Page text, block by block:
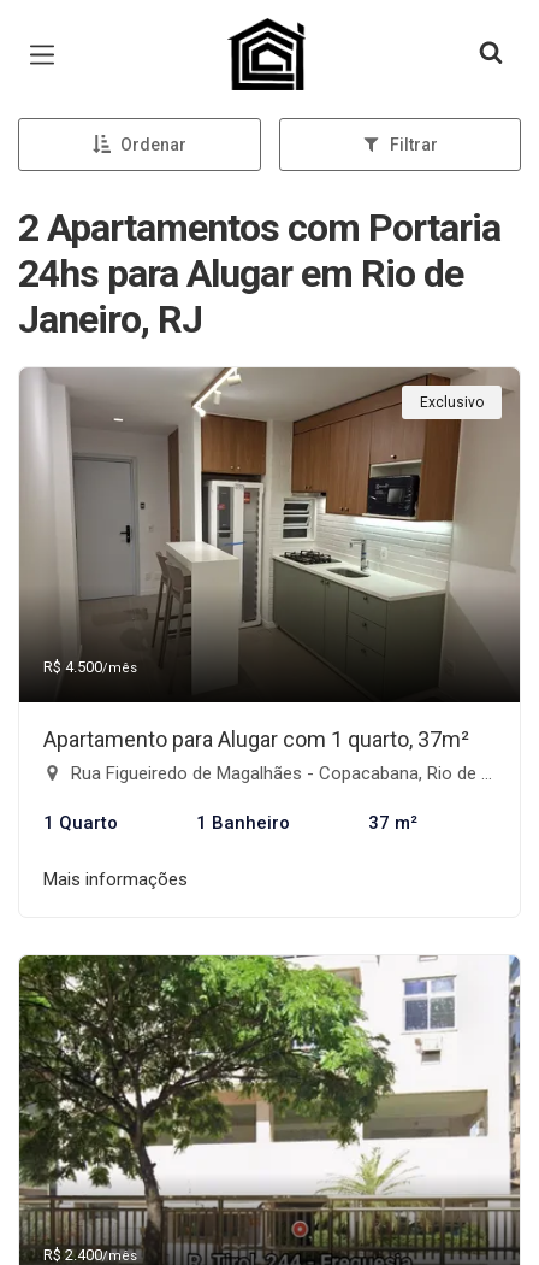
Página inicial
Ordenar Filtrar
2 Apartamentos com Portaria
24hs para Alugar em Rio de
Janeiro, RJ
Exclusivo
R$ 4.500/mês
Apartamento para Alugar com 1 quarto, 37m²
Rua Figueiredo de Magalhães - Copacabana, Rio de Janeiro-RJ
1 Quarto 1 Banheiro 37 m²
Mais informações
R$ 2.400/mês